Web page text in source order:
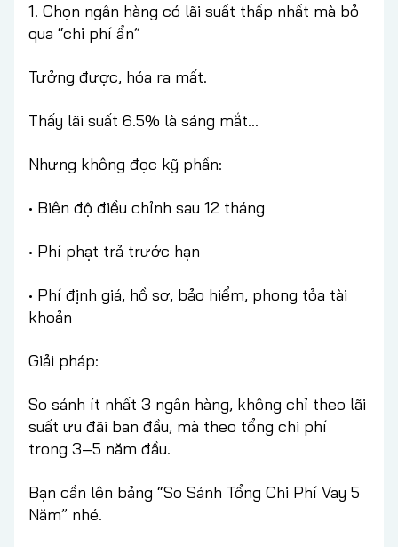
1. Chọn ngân hàng có lãi suất thấp nhất mà bỏ
qua “chi phí ẩn”
Tưởng được, hóa ra mất.
Thấy lãi suất 6.5% là sáng mắt…
Nhưng không đọc kỹ phần:
• Biên độ điều chỉnh sau 12 tháng
• Phí phạt trả trước hạn
• Phí định giá, hồ sơ, bảo hiểm, phong tỏa tài
khoản
Giải pháp:
So sánh ít nhất 3 ngân hàng, không chỉ theo lãi
suất ưu đãi ban đầu, mà theo tổng chi phí
trong 3–5 năm đầu.
Bạn cần lên bảng “So Sánh Tổng Chi Phí Vay 5
Năm” nhé.